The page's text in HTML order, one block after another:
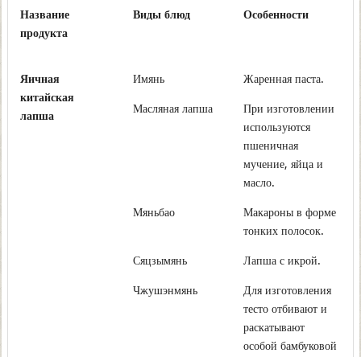
Название
продукта
Виды блюд Особенности
Яичная
китайская
лапша
Имянь Жаренная паста.
Масляная лапша
При изготовлении
используются
пшеничная
мучение, яйца и
масло.
Мяньбао
Макароны в форме
тонких полосок.
Сяцзымянь Лапша с икрой.
Чжушэнмянь
Для изготовления
тесто отбивают и
раскатывают
особой бамбуковой